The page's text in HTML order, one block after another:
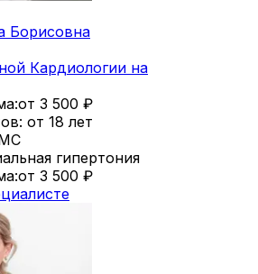
Борисовна
Кардиологии на
от 3 500 ₽
от 18 лет
гипертония
от 3 500 ₽